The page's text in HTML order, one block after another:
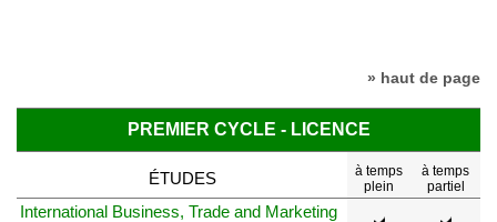
» haut de page
PREMIER CYCLE - LICENCE
ÉTUDES
à temps
plein
à temps
partiel
International Business, Trade and Marketing